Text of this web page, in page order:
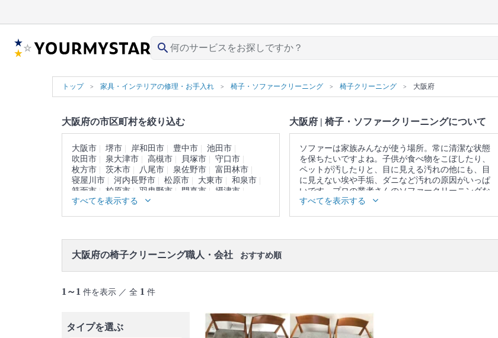
search
トップ 家具・インテリアの修理・お手入れ 椅子・ソファークリーニング 椅子クリーニング 大阪府
大阪府の市区町村を絞り込む
大阪市 堺市 岸和田市 豊中市
池田市
吹田市
泉大津市 高槻市 貝塚市
守口市
枚方市
茨木市 八尾市 泉佐野市
富田林市
寝屋川市
河内長野市 松原市 大東市
和泉市
箕面市
柏原市 羽曳野市 門真市
摂津市
高石市
藤井寺市 東大阪市
すべてを表示する
大阪府 | 椅子・ソファークリーニングについて
ソファーは家族みんなが使う場所。常に清潔な状態
を保ちたいですよね。子供が食べ物をこぼしたり、
ペットが汚したりと、目に見える汚れの他にも、目
に見えない埃や手垢、ダニなど汚れの原因がいっぱ
いです。プロの業者さんのソファークリーニングな
ら、落ちないと思っていたシミや臭い、ダニや雑菌
口コミもご参照ください。
※本ページでは一部プロモーションを含む場合があ
ります。
すべてを表示する
大阪府の椅子クリーニング職人・会社 おすすめ順
1～1 件を表示 ／ 全 1 件
タイプを選ぶ